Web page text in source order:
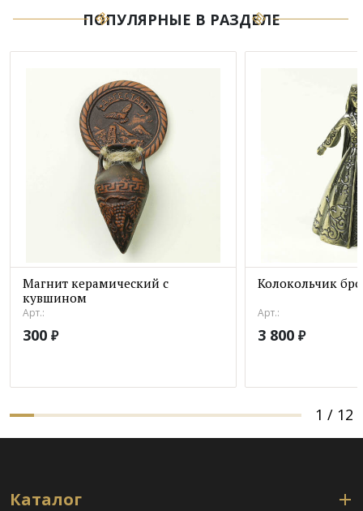
ПОПУЛЯРНЫЕ В РАЗДЕЛЕ
Магнит керамический с
кувшином
Арт.:
300 ₽
Колокольчик
Арт.:
3 800 ₽
1 / 12
Каталог